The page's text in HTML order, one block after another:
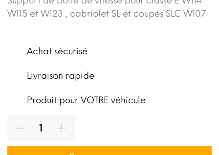
W115 et W123 , cabriolet SL et coupés SLC W107
Achat sécurisé
Livraison rapide
Produit pour VOTRE véhicule